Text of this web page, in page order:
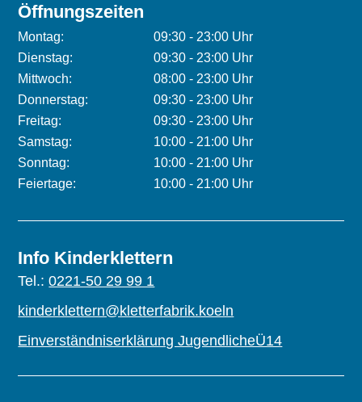
Öffnungszeiten
Montag:
09:30 - 23:00 Uhr
Dienstag:
09:30 - 23:00 Uhr
Mittwoch:
08:00 - 23:00 Uhr
Donnerstag:
09:30 - 23:00 Uhr
Freitag:
09:30 - 23:00 Uhr
Samstag:
10:00 - 21:00 Uhr
Sonntag:
10:00 - 21:00 Uhr
Feiertage:
10:00 - 21:00 Uhr
Info Kinderklettern
Tel.:0221-50 29 99 1
kinderklettern@kletterfabrik.koeln
Einverständniserklärung JugendlicheÜ14